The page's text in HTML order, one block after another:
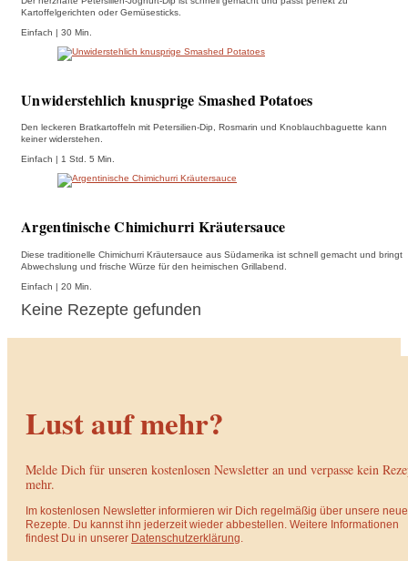
Kartoffelgerichten oder Gemüsesticks.
Einfach | 30 Min.
Unwiderstehlich knusprige Smashed Potatoes
Den leckeren Bratkartoffeln mit Petersilien-Dip, Rosmarin und Knoblauchbaguette kann
keiner widerstehen.
Einfach | 1 Std. 5 Min.
Argentinische Chimichurri Kräutersauce
Diese traditionelle Chimichurri Kräutersauce aus Südamerika ist schnell gemacht und bringt
Abwechslung und frische Würze für den heimischen Grillabend.
Einfach | 20 Min.
Keine Rezepte gefunden
Lust auf mehr?
Melde Dich für unseren kostenlosen Newsletter an und verpasse kein
mehr.
Im kostenlosen Newsletter informieren wir Dich regelmäßig über unsere
Rezepte. Du kannst ihn jederzeit wieder abbestellen. Weitere Informationen
findest Du in unserer Datenschutzerklärung.